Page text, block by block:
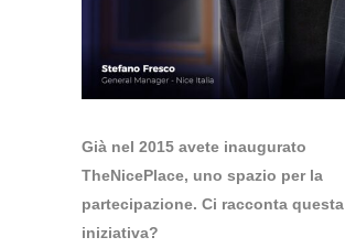
Già nel 2015 avete inaugurato
TheNicePlace, uno spazio per la
partecipazione. Ci racconta questa
iniziativa?